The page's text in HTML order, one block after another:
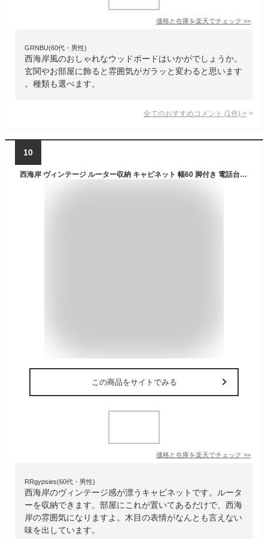
価格と在庫を楽天でチェック >>
GRNBU(60代・男性)
西海岸風のおしゃれなウッドボードはいかがでしょうか。
玄関やお部屋に飾ると雰囲気がガラッと変わると思います
。種類も選べます。
全てのおすすめコメント (1 件) >
10
西海岸 ヴィンテージ ルーター収納 キャビネット 幅60 脚付き 電話台 fax台 木製 おしゃれ ワイド サイドボード ルーターボックス インテリア 家具 脚付き ガラス 扉付き 引き出し リビングキャビネット コンパクト ビンテージ かっこいい モデム 収納
この商品をサイトでみる
価格と在庫を楽天でチェック >>
RRgypsies(60代・男性)
西海岸のヴィンテージ感が漂うキャビネットです。ルータ
ーを収納できます。部屋にこれが置いてあるだけで、西海
岸の雰囲気になりますよ。木目の表情がなんとも言えない
味を出しています。